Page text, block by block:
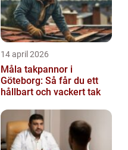
14 april 2026
Måla takpannor i
Göteborg: Så får du ett
hållbart och vackert tak